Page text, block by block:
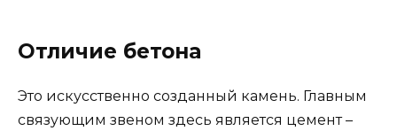
Отличие бетона
Это искусственно созданный камень. Главным
связующим звеном здесь является цемент –